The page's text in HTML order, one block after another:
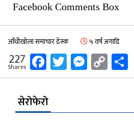
Facebook Comments Box
आँधीखोला समाचार डेस्क ५ वर्ष अगाडि
227
Shares Facebook
TwitterCopy
सेरोफेरो